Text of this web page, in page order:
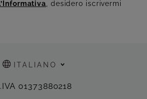
l’Informativa , desidero iscrivermi
ITALIANO
01373880218